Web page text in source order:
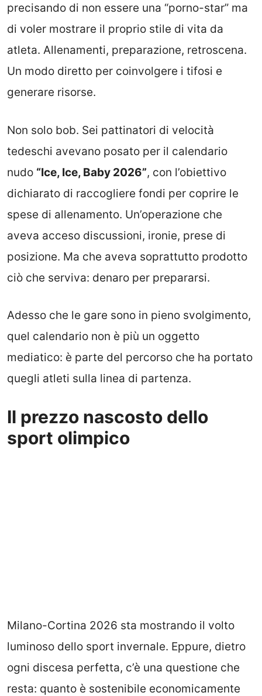
precisando di non essere una “porno-star” ma
di voler mostrare il proprio stile di vita da
atleta. Allenamenti, preparazione, retroscena.
Un modo diretto per coinvolgere i tifosi e
generare risorse.
Non solo bob. Sei pattinatori di velocità
tedeschi avevano posato per il calendario
nudo “Ice, Ice, Baby 2026”, con l’obiettivo
dichiarato di raccogliere fondi per coprire le
spese di allenamento. Un’operazione che
aveva acceso discussioni, ironie, prese di
posizione. Ma che aveva soprattutto prodotto
ciò che serviva: denaro per prepararsi.
Adesso che le gare sono in pieno svolgimento,
quel calendario non è più un oggetto
mediatico: è parte del percorso che ha portato
quegli atleti sulla linea di partenza.
Il prezzo nascosto dello
sport olimpico
Milano-Cortina 2026 sta mostrando il volto
luminoso dello sport invernale. Eppure, dietro
ogni discesa perfetta, c’è una questione che
resta: quanto è sostenibile economicamente